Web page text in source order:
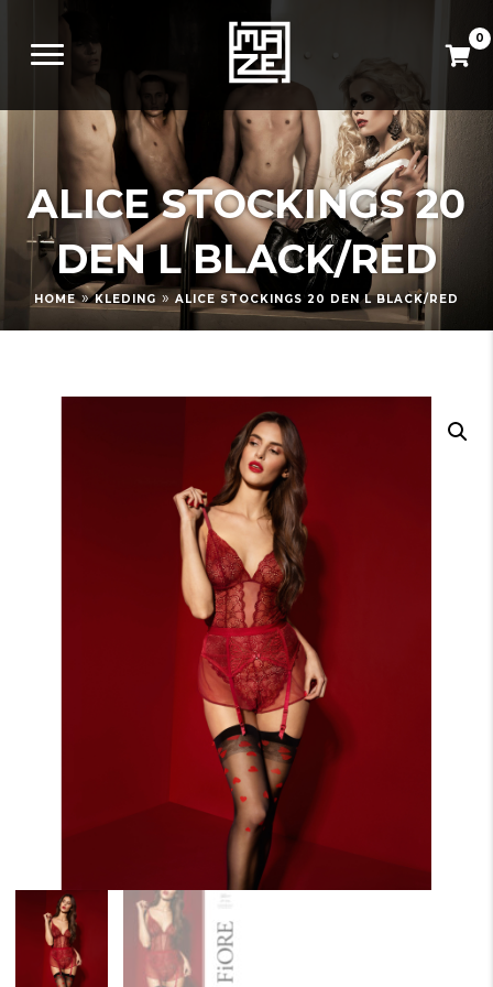
0
ALICE STOCKINGS 20
DEN L BLACK/RED
HOME » KLEDING » ALICE STOCKINGS 20 DEN L BLACK/RED